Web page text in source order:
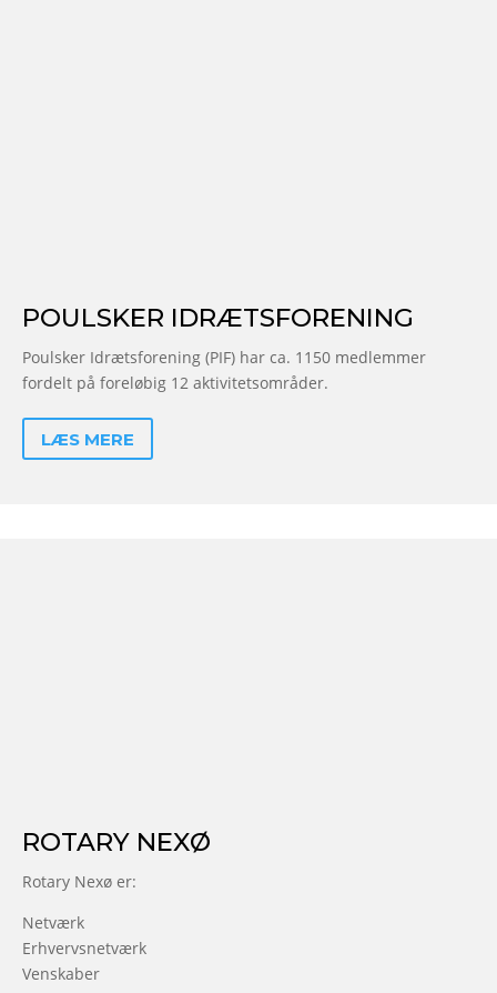
POULSKER IDRÆTSFORENING
Poulsker Idrætsforening (PIF) har ca. 1150 medlemmer
fordelt på foreløbig 12 aktivitetsområder.
LÆS MERE
ROTARY NEXØ
Rotary Nexø er:
Netværk
Erhvervsnetværk
Venskaber